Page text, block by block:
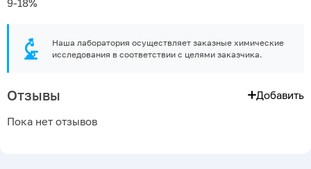
9-18%
Наша лаборатория осуществляет заказные химические
исследования в соответствии с целями заказчика.
Отзывы Добавить
Пока нет отзывов